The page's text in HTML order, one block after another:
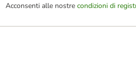
Acconsenti alle nostre condizioni di